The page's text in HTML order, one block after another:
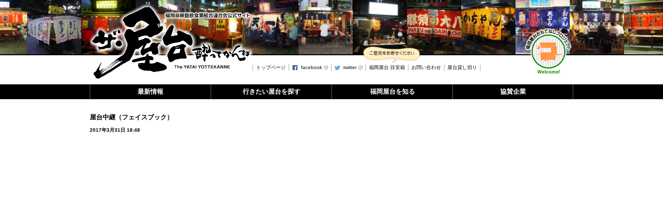
トップページ facebook twitter 福岡屋台 目安箱 お問い合わせ 屋台貸し切り
最新情報 行きたい屋台を探す 福岡屋台を知る 協賛企業
屋台中継（フェイスブック）
2017年3月31日 18:48